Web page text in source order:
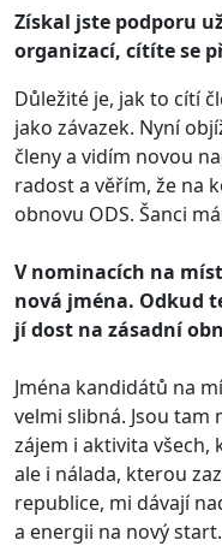
Získal jste podporu
organizací, cítíte se
Důležité je, jak to cítí
jako závazek. Nyní
členy a vidím novou
radost a věřím, že na
obnovu ODS. Šanci
V nominacích na
nová jména. Odkud
jí dost na zásadní
Jména kandidátů na
velmi slibná. Jsou tam
zájem i aktivita všech,
ale i nálada, kterou
republice, mi dávají
a energii na nový start.